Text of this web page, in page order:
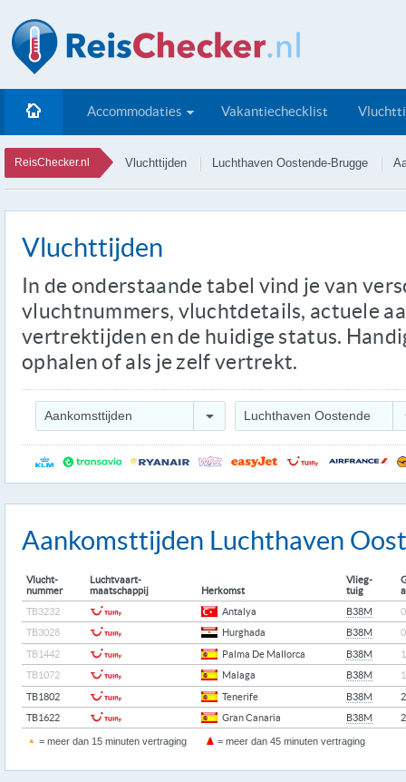
Accommodaties Vakantiechecklist
ReisChecker.nl Vluchttijden Luchthaven Oostende-Brugge
Vluchttijden
In de onderstaande tabel vind je van
vluchtnummers, vluchtdetails, actuele
vertrektijden en de huidige status.
ophalen of als je zelf vertrekt.
Aankomsttijden Luchthaven Oostende
Aankomsttijden Luchthaven
Vlucht-
nummer
Luchtvaart-
maatschappij
Herkomst
Vlieg-
tuig
TB3232
Antalya B38M
TB3028
Hurghada B38M
TB1442
Palma De Mallorca B38M
TB1072
Malaga B38M
TB1802
Tenerife B38M
TB1622
Gran Canaria B38M
= meer dan 15 minuten vertraging = meer dan 45 minuten vertraging